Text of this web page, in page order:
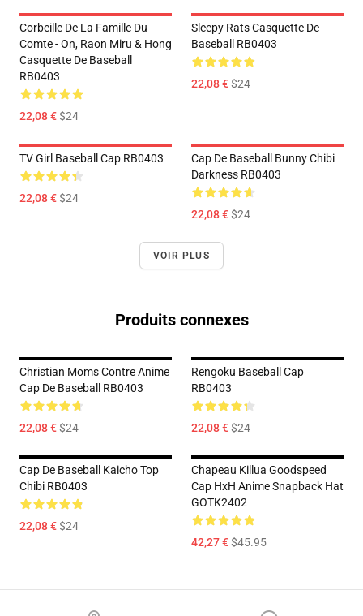
Corbeille De La Famille Du
Comte - On, Raon Miru & Hong
Casquette De Baseball
RB0403
22,08 €$24
Sleepy Rats Casquette De
Baseball RB0403
22,08 €$24
TV Girl Baseball Cap RB0403
22,08 €$24
Cap De Baseball Bunny Chibi
Darkness RB0403
22,08 €$24
VOIR PLUS
Produits connexes
Christian Moms Contre Anime
Cap De Baseball RB0403
22,08 €$24
Rengoku Baseball Cap
RB0403
22,08 €$24
Cap De Baseball Kaicho Top
Chibi RB0403
22,08 €$24
Chapeau Killua Goodspeed
Cap HxH Anime Snapback Hat
GOTK2402
42,27 €$45.95